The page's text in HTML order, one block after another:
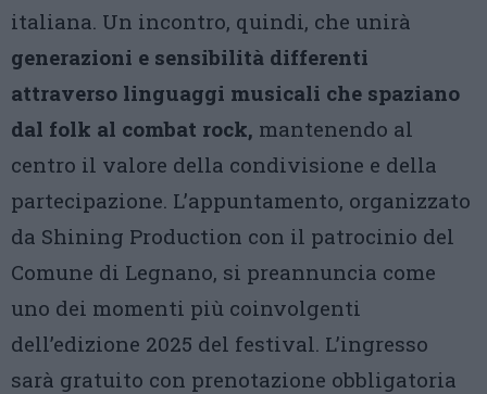
italiana. Un incontro, quindi, che unirà
generazioni e sensibilità differenti
attraverso linguaggi musicali che spaziano
dal folk al combat rock, mantenendo al
centro il valore della condivisione e della
partecipazione. L’appuntamento, organizzato
da Shining Production con il patrocinio del
Comune di Legnano, si preannuncia come
uno dei momenti più coinvolgenti
dell’edizione 2025 del festival. L’ingresso
sarà gratuito con prenotazione obbligatoria